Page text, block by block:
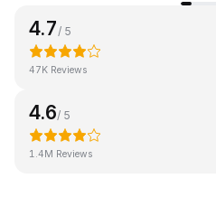
4.7 / 5
47K Reviews
4.6/ 5
1.4M Reviews